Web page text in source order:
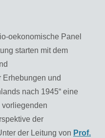
oekonomische Panel
starten mit dem
und
nach 1945“ eine
vorliegenden
der
der Leitung von Prof.